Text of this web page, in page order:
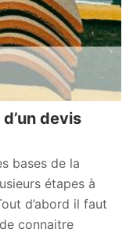
devis
bases de la
étapes à
d’abord il faut
connaitre